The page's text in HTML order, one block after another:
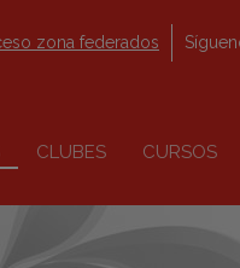
CLUBES CURSOS
zona federados